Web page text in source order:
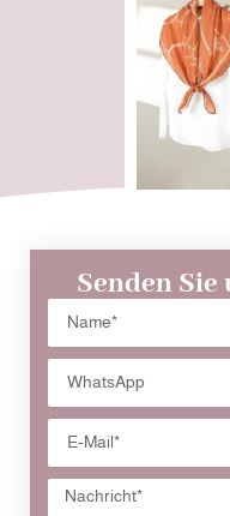
Senden